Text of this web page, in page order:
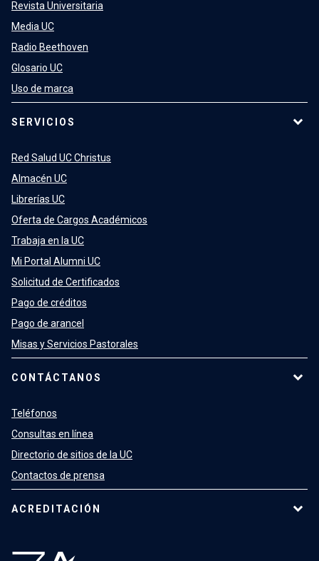
Revista Universitaria
Media UC
Radio Beethoven
Glosario UC
Uso de marca
SERVICIOS
Red Salud UC Christus
Almacén UC
Librerías UC
Oferta de Cargos Académicos
Trabaja en la UC
Mi Portal Alumni UC
Solicitud de Certificados
Pago de créditos
Pago de arancel
Misas y Servicios Pastorales
CONTÁCTANOS
Teléfonos
Consultas en línea
Directorio de sitios de la UC
Contactos de prensa
ACREDITACIÓN